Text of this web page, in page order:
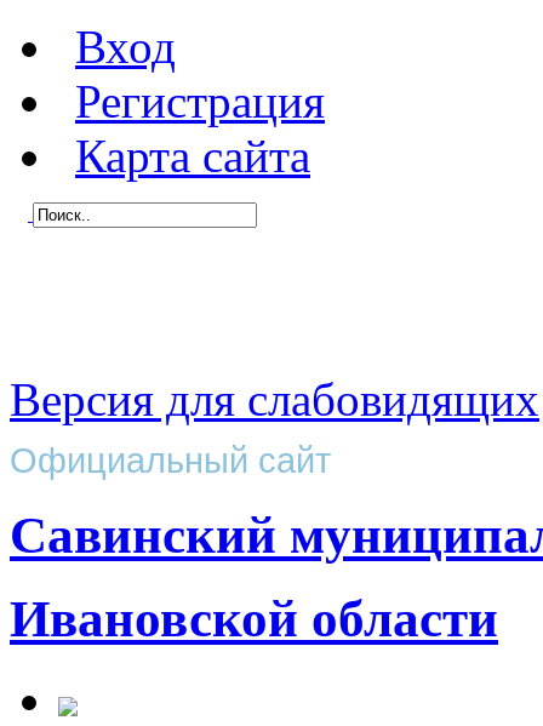
Вход
Регистрация
Карта сайта
Версия для слабовидящих
Официальный сайт
Савинский
Ивановской области